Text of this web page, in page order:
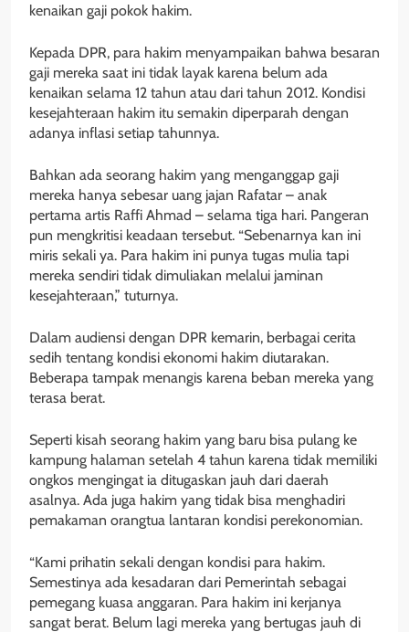
kenaikan gaji pokok hakim.
Kepada DPR, para hakim menyampaikan bahwa besaran
gaji mereka saat ini tidak layak karena belum ada
kenaikan selama 12 tahun atau dari tahun 2012. Kondisi
kesejahteraan hakim itu semakin diperparah dengan
adanya inflasi setiap tahunnya.
Bahkan ada seorang hakim yang menganggap gaji
mereka hanya sebesar uang jajan Rafatar – anak
pertama artis Raffi Ahmad – selama tiga hari. Pangeran
pun mengkritisi keadaan tersebut. “Sebenarnya kan ini
miris sekali ya. Para hakim ini punya tugas mulia tapi
mereka sendiri tidak dimuliakan melalui jaminan
kesejahteraan,” tuturnya.
Dalam audiensi dengan DPR kemarin, berbagai cerita
sedih tentang kondisi ekonomi hakim diutarakan.
Beberapa tampak menangis karena beban mereka yang
terasa berat.
Seperti kisah seorang hakim yang baru bisa pulang ke
kampung halaman setelah 4 tahun karena tidak memiliki
ongkos mengingat ia ditugaskan jauh dari daerah
asalnya. Ada juga hakim yang tidak bisa menghadiri
pemakaman orangtua lantaran kondisi perekonomian.
“Kami prihatin sekali dengan kondisi para hakim.
Semestinya ada kesadaran dari Pemerintah sebagai
pemegang kuasa anggaran. Para hakim ini kerjanya
sangat berat. Belum lagi mereka yang bertugas jauh di